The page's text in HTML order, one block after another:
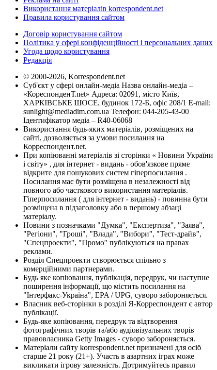
Використання матеріалів korrespondent.net
Правила користування сайтом
Договір користування сайтом
Політика у сфері конфіденційності і персональних даних
Угода щодо користування
Редакція
© 2000-2026, Korrespondent.net
Суб'єкт у сфері онлайн-медіа Назва онлайн-медіа –
«КореспонденТ.net» Адреса: 02091, місто Київ,
ХАРКІВСЬКЕ ШОСЕ, будинок 172-Б, офіс 208/1 E-mail:
sunlight@mediadim.com.ua Телефон: 044-205-43-00
Ідентифікатор медіа – R40-06068
Використання будь-яких матеріалів, розміщених на
сайті, дозволяється за умови посилання на
Корреспондент.net.
При копіюванні матеріалів зі сторінки « Новини України
і світу» , для інтернет - видань - обов'язкове пряме
відкрите для пошукових систем гіперпосилання .
Посилання має бути розміщена в незалежності від
повного або часткового використання матеріалів.
Гіперпосилання ( для інтернет - видань) - повинна бути
розміщена в підзаголовку або в першому абзаці
матеріалу.
Новини з позначками "Думка", "Експертиза", "Заява",
"Регіони", "Гроші", "Влада", "Вибори", "Тест-драйв",
"Спецпроекти", "Промо" публікуються на правах
реклами.
Розділ Спецпроекти створюється спільно з
комерційними партнерами.
Будь яке копіювання, публікація, передрук, чи наступне
поширення інформації, що містить посилання на
"Інтерфакс-Україна", EPA / UPG, суворо забороняється.
Власник веб-сторінки в розділі Я-Корреспондент є автор
публікації.
Будь-яке копіювання, передрук та відтворення
фотографічних творів та/або аудіовізуальних творів
правовласника Getty Images - суворо забороняється.
Матеріали сайту korrespondent.net призначені для осіб
старше 21 року (21+). Участь в азартних іграх може
викликати ігрову залежність. Дотримуйтесь правил